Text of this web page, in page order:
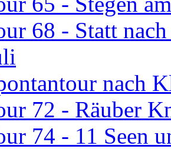
68 - Statt
nach
72 - Räuber
74 - 11 Seen